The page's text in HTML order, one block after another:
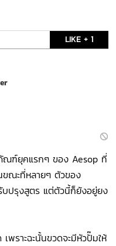
LIKE + 1
ณฑ์ยุคแรกๆ ของ Aesop ที่
ขณะที่หลายๆ ตัวของ
บปรุงสูตร แต่ตัวนี้ก็ยังอยู่ยง
พราะฉะนั้นขวดจะมีหัวปั๊มให้